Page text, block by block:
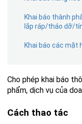
Khai báo thành
lắp ráp/tháo dỡ/
Khai báo các mặt
Cho phép khai báo
phẩm, dịch vụ của
Cách thao tác